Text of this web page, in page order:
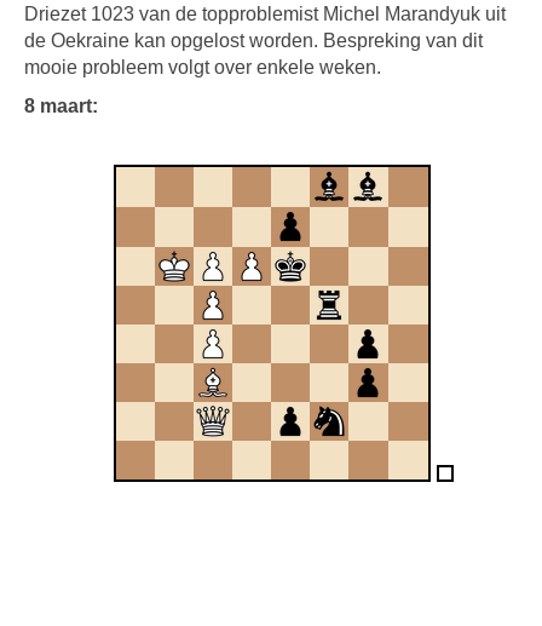
Driezet 1023 van de topproblemist Michel Marandyuk uit
de Oekraine kan opgelost worden. Bespreking van dit
mooie probleem volgt over enkele weken.
8 maart: